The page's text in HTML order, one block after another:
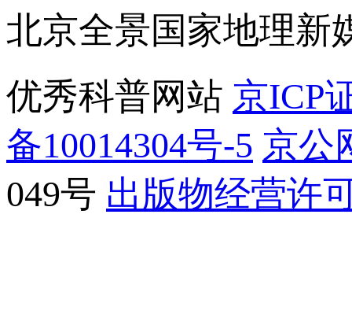
北京全景国家地理新
优秀科普网站 京ICP
备10014304号-5 京公
049号 出版物经营许